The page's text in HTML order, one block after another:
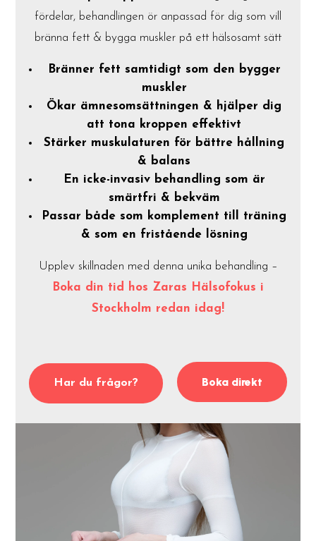
fördelar, behandlingen ör anpassad för dig som vill
bränna fett & bygga muskler på ett hälsosamt sätt
Bränner fett samtidigt som den bygger
muskler
Ökar ämnesomsättningen & hjälper dig
att tona kroppen effektivt
Stärker muskulaturen för bättre hållning
& balans
En icke-invasiv behandling som är
smärtfri & bekväm
Passar både som komplement till träning
& som en fristående lösning
Upplev skillnaden med denna unika behandling –
Boka din tid hos Zaras Hälsofokus i
Stockholm redan idag!
Har du frågor? Boka direkt